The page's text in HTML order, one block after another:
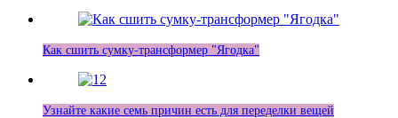
Как сшить сумку-трансформер "Ягодка"
Узнайте какие семь причин есть для переделки вещей